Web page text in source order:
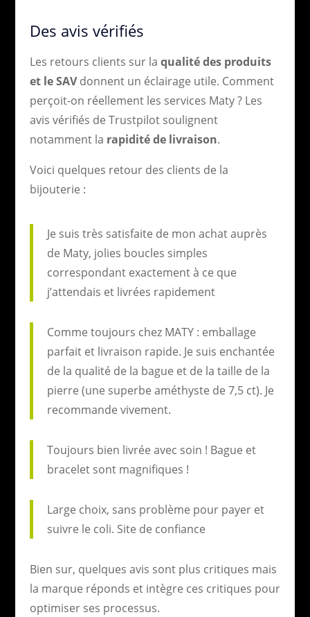
Des avis vérifiés
Les retours clients sur la qualité des produits
et le SAVdonnent un éclairage utile. Comment
perçoit-on réellement les services Maty ? Les
avis vérifiés de Trustpilot soulignent
notamment la rapidité de livraison.
Voici quelques retour des clients de la
bijouterie :
Je suis très satisfaite de mon achat auprès
de Maty, jolies boucles simples
correspondant exactement à ce que
j’attendais et livrées rapidement
Comme toujours chez MATY : emballage
parfait et livraison rapide. Je suis enchantée
de la qualité de la bague et de la taille de la
pierre (une superbe améthyste de 7,5 ct). Je
recommande vivement.
Toujours bien livrée avec soin ! Bague et
bracelet sont magnifiques !
Large choix, sans problème pour payer et
suivre le coli. Site de confiance
Bien sur, quelques avis sont plus critiques mais
la marque réponds et intègre ces critiques pour
optimiser ses processus.